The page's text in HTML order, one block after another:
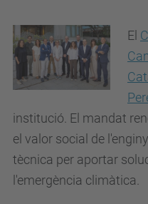
El
institució. El mandat
el valor social de
tècnica per aportar
l'emergència climàtica.